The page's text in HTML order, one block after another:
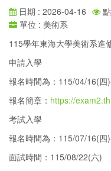
日期 : 2026-04-16
單位 : 美術系
115學年東海大學美術系進
申請入學
報名時間為：115/04/16(四
報名簡章： https://
考試入學
報名時間為：115/07/16(四
面試時間：115/08/22(六)